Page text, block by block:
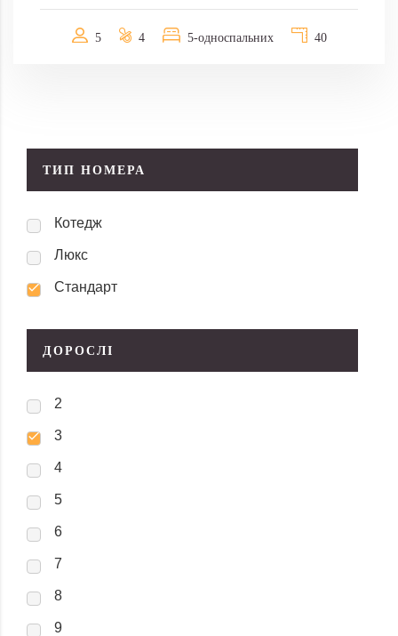
5 4 5-односпальних 40
ТИП НОМЕРА
Котедж
Люкс
Стандарт
ДОРОСЛІ
2
3
4
5
6
7
8
9